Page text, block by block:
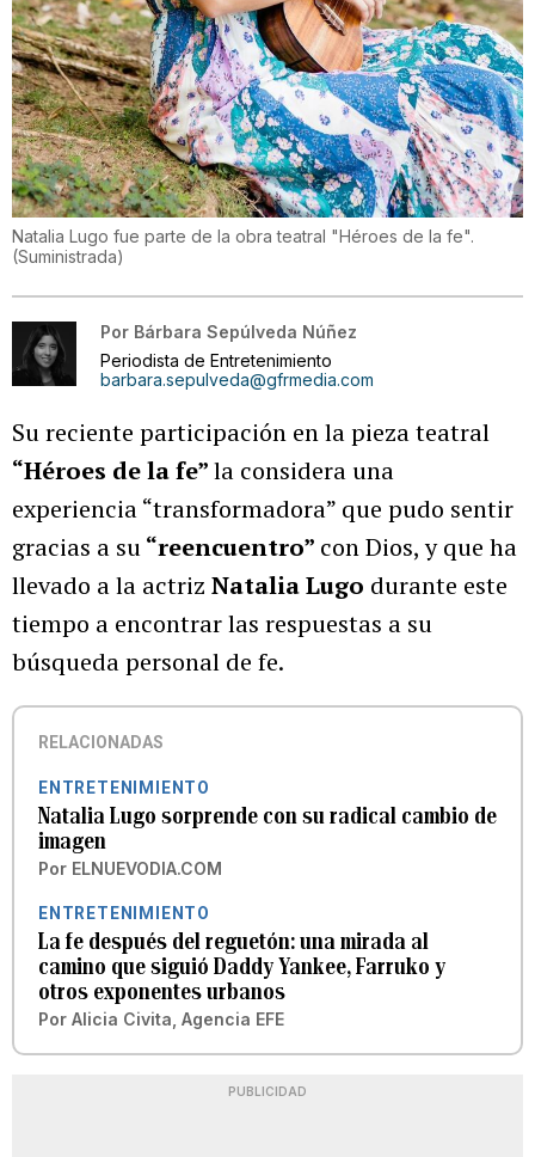
Natalia Lugo fue parte de la obra teatral "Héroes de la fe".
(Suministrada)
Por Bárbara Sepúlveda Núñez
Periodista de Entretenimiento
barbara.sepulveda@gfrmedia.com
Su reciente participación en la pieza teatral
“Héroes de la fe”la considera una
experiencia “transformadora” que pudo sentir
gracias a su“reencuentro” con Dios, y que ha
llevado a la actriz Natalia Lugo durante este
tiempo a encontrar las respuestas a su
búsqueda personal de fe.
RELACIONADAS
ENTRETENIMIENTO
Natalia Lugo sorprende con su radical cambio de
imagen
Por ELNUEVODIA.COM
ENTRETENIMIENTO
La fe después del reguetón: una mirada al
camino que siguió Daddy Yankee, Farruko y
otros exponentes urbanos
Por Alicia Civita, Agencia EFE
PUBLICIDAD